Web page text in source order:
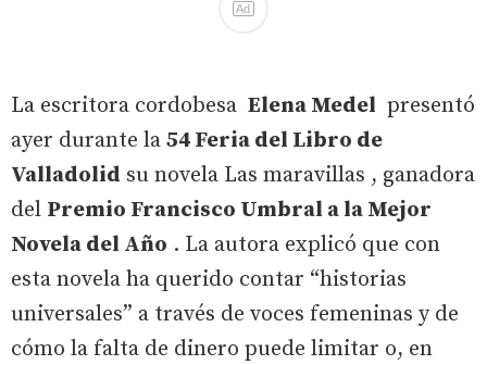
Ad
La escritora cordobesa Elena Medel presentó
ayer durante la 54 Feria del Libro de
Valladolid su novela Las maravillas , ganadora
del Premio Francisco Umbral a la Mejor
Novela del Año . La autora explicó que con
esta novela ha querido contar “historias
universales” a través de voces femeninas y de
cómo la falta de dinero puede limitar o, en